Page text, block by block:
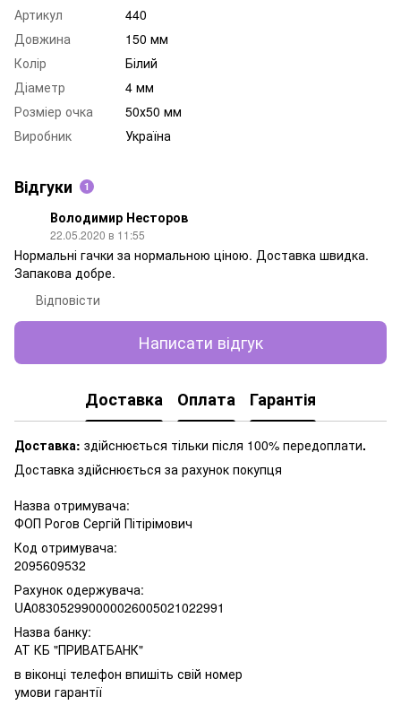
Артикул
440
Довжина
150 мм
Колір
Білий
Діаметр
4 мм
Розміер очка
50х50 мм
Виробник
Україна
Відгуки 1
Володимир Несторов
22.05.2020 в 11:55
Нормальні гачки за нормальною ціною. Доставка швидка.
Запакова добре.
Відповісти
Написати відгук
Доставка Оплата Гарантія
Доставка: здійснюється тільки після 100% передоплати.
Доставка здійснюється за рахунок покупця
Назва отримувача:
ФОП Рогов Сергій Пітірімович
Код отримувача:
2095609532
Рахунок одержувача:
UA083052990000026005021022991
Назва банку:
АТ КБ "ПРИВАТБАНК"
в віконці телефон впишіть свій номер
умови гарантії